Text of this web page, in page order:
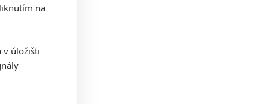
na
v úložišti